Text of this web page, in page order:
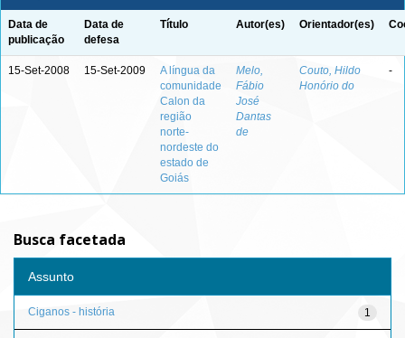
Data de
publicação
Data de
defesa
Título Autor(es) Orientador(es)
15-Set-2008 15-Set-2009
A língua da
comunidade
Calon da
região
norte-
nordeste do
estado de
Goiás
Melo,
Fábio
José
Dantas
de
Couto, Hildo
Honório do
-
Busca facetada
Assunto
1
Ciganos - história